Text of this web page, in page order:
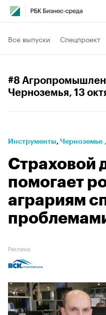
Все выпуски Спецпроект
#8
Черноземья, 13
Инструменты⁠, Черноземье ,
Страховой
помогает
аграриям
Реклама: